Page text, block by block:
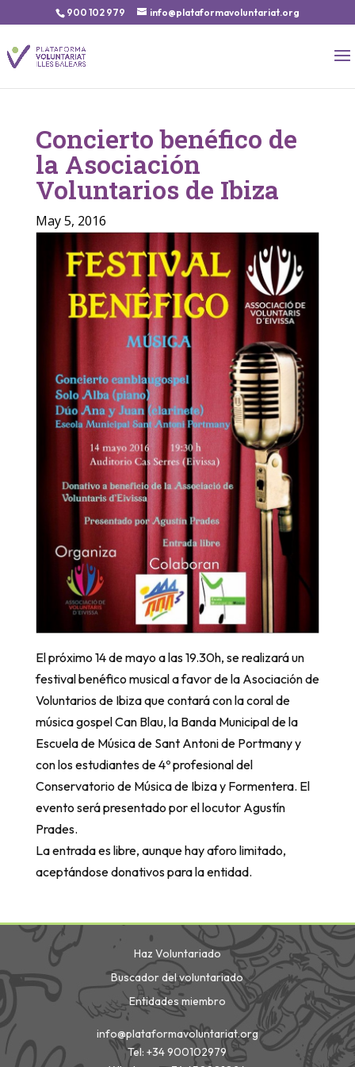
900 102 979 info@plataformavoluntariat.org
Concierto benéfico de
la Asociación
Voluntarios de Ibiza
May 5, 2016
El próximo 14 de mayo a las 19.30h, se realizará un
festival benéfico musical a favor de la Asociación de
Voluntarios de Ibiza que contará con la coral de
música gospel Can Blau, la Banda Municipal de la
Escuela de Música de Sant Antoni de Portmany y
con los estudiantes de 4º profesional del
Conservatorio de Música de Ibiza y Formentera. El
evento será presentado por el locutor Agustín
Prades.
La entrada es libre, aunque hay aforo limitado,
aceptándose donativos para la entidad.
Haz Voluntariado
Buscador del voluntariado
Entidades miembro
info@plataformavoluntariat.org
Tel: +34 900102979